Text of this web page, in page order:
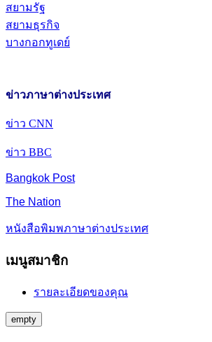
สยามรัฐ
สยามธุรกิจ
บางกอกทูเดย์
ข่าวภาษาต่างประเทศ
ข่าว CNN
ข่าว BBC
Bangkok Post
The Nation
หนังสือพิมพภาษาต่างประเทศ
เมนูสมาชิก
รายละเอียดของคุณ
empty